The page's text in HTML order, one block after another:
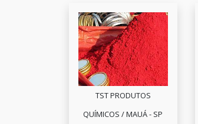
TST PRODUTOS
QUÍMICOS / MAUÁ - SP